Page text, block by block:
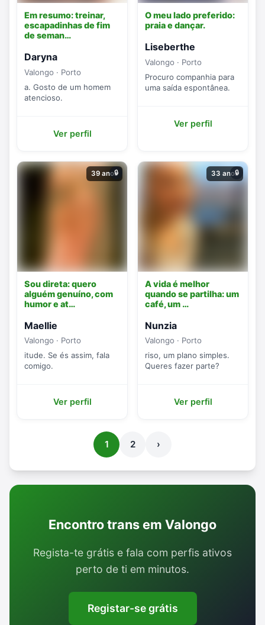
Em resumo: treinar,
escapadinhas de fim
de seman…
Daryna
Valongo · Porto
a. Gosto de um homem
atencioso.
Ver perfil
O meu lado preferido:
praia e dançar.
Liseberthe
Valongo · Porto
Procuro companhia para
uma saída espontânea.
Ver perfil
39 anos
🔒
Sou direta: quero
alguém genuíno, com
humor e at…
Maellie
Valongo · Porto
itude. Se és assim, fala
comigo.
Ver perfil
33 anos
🔒
A vida é melhor
quando se partilha: um
café, um …
Nunzia
Valongo · Porto
riso, um plano simples.
Queres fazer parte?
Ver perfil
1 2 ›
Encontro trans em Valongo
Regista-te grátis e fala com perfis ativos
perto de ti em minutos.
Registar-se grátis